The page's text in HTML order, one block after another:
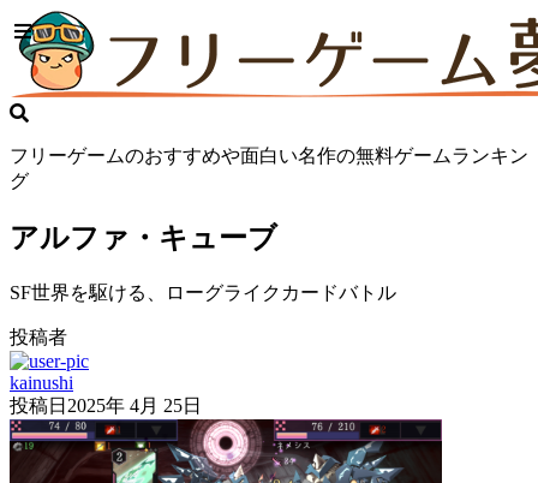
フリーゲームのおすすめや面白い名作の無料ゲームランキン
グ
アルファ・キューブ
SF世界を駆ける、ローグライクカードバトル
投稿者
kainushi
投稿日 2025年 4月 25日